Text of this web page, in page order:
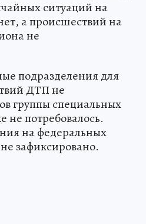
ситуаций на
а происшествий на
не
подразделения для
ДТП не
группы специальных
не потребовалось.
на федеральных
зафиксировано.